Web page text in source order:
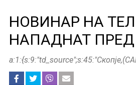
НОВИНАР НА
НАПАДНАТ